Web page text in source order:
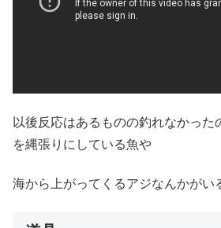
以後反応はあるものの釣れなかった
を縄張りにしている魚や
海から上がってくるアジなんかがい